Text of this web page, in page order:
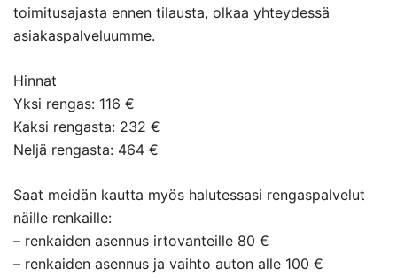
toimitusajasta ennen tilausta, olkaa yhteydessä
asiakaspalveluumme.
Hinnat
Yksi rengas: 116 €
Kaksi rengasta: 232 €
Neljä rengasta: 464 €
Saat meidän kautta myös halutessasi rengaspalvelut
näille renkaille:
– renkaiden asennus irtovanteille 80 €
– renkaiden asennus ja vaihto auton alle 100 €